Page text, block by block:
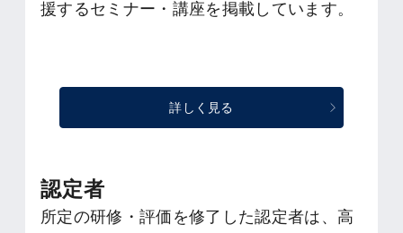
援するセミナー・講座を掲載しています。
詳しく見る
認定者
所定の研修・評価を修了した認定者は、高